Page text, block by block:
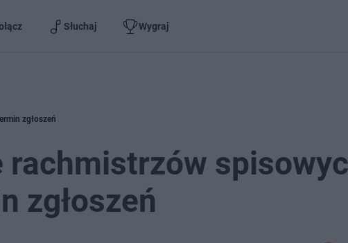
Słuchaj Wygraj
zgłoszeń
rachmistrzów
zgłoszeń